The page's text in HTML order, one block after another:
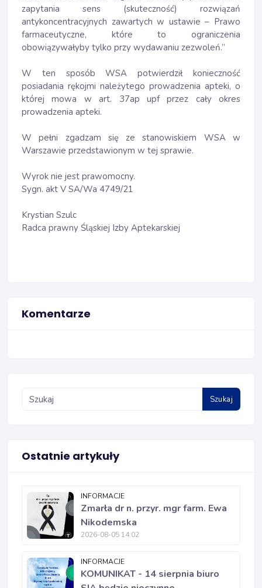
zapytania sens (skuteczność) rozwiązań
antykoncentracyjnych zawartych w ustawie – Prawo
farmaceutyczne, które to ograniczenia
obowiązywałyby tylko przy wydawaniu zezwoleń.”
W ten sposób WSA potwierdził konieczność
posiadania rękojmi należytego prowadzenia apteki, o
której mowa w art. 37ap upf przez cały okres
prowadzenia apteki.
W pełni zgadzam się ze stanowiskiem WSA w
Warszawie przedstawionym w tej sprawie.
Wyrok nie jest prawomocny.
Sygn. akt V SA/Wa 4749/21
Krystian Szulc
Radca prawny Śląskiej Izby Aptekarskiej
Komentarze
Szukaj
Ostatnie artykuły
INFORMACJE
Zmarła dr n. przyr. mgr farm. Ewa
Nikodemska
2026-08-05 14:02
INFORMACJE
KOMUNIKAT - 14 sierpnia biuro